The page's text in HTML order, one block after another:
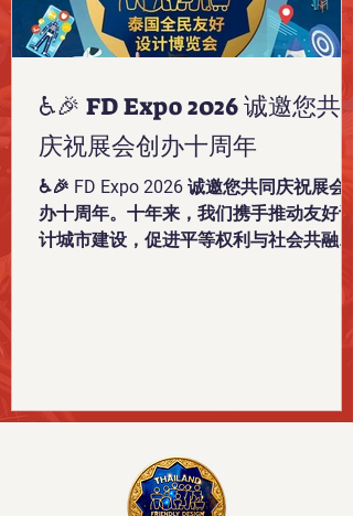
♿️🎉 FD Expo 2026 诚邀您共同
庆祝展会创办十周年
♿️🎉 FD Expo 2026 诚邀您共同庆祝展会创
办十周年。十年来，我们携手推动友好设
计城市建设，促进平等权利与社会共融，
“Thailand Friendly Design, Health
Innovation & Tourism for All EXPO 2026
第十届泰国友好设计、健康创新与全民旅
游国际博览会”。 本届展会以 “Friendly